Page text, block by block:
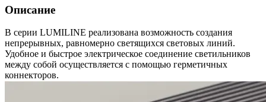
Описание
В серии LUMILINE реализована возможность создания
непрерывных, равномерно светящихся световых линий.
Удобное и быстрое электрическое соединение светильников
между собой осуществляется с помощью герметичных
коннекторов.